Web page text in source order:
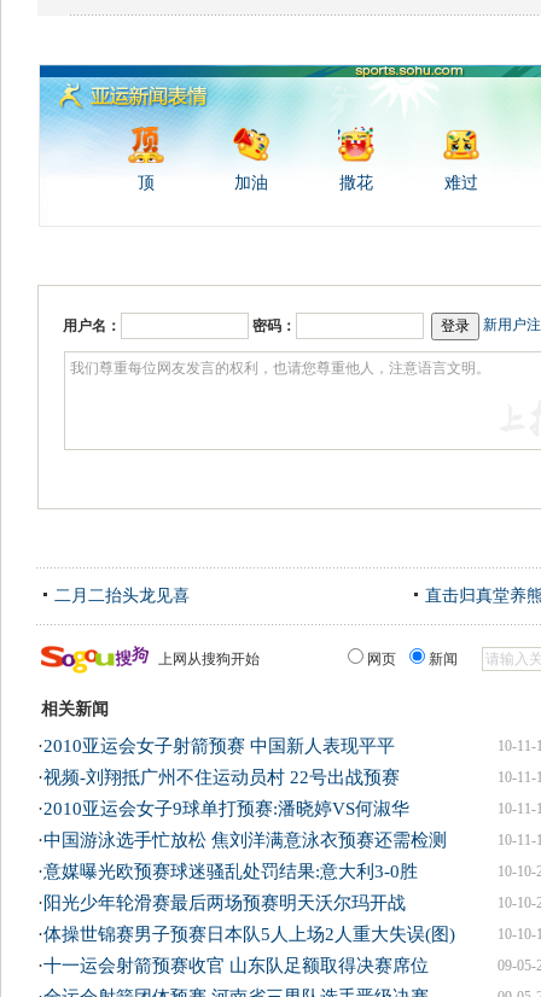
顶 加油 撒花 难过
用户名： 密码： 新用户
二月二抬头龙见喜 直击归真堂养
上网从搜狗开始 网页 新闻
相关新闻
10-11-
·2010亚运会女子射箭预赛 中国新人表现平平
10-11-
·视频-刘翔抵广州不住运动员村 22号出战预赛
10-11-
·2010亚运会女子9球单打预赛:潘晓婷VS何淑华
10-11-
·中国游泳选手忙放松 焦刘洋满意泳衣预赛还需检测
10-10-
·意媒曝光欧预赛球迷骚乱处罚结果:意大利3-0胜
10-10-
·阳光少年轮滑赛最后两场预赛明天沃尔玛开战
10-10-
·体操世锦赛男子预赛日本队5人上场2人重大失误(图)
09-05-
·十一运会射箭预赛收官 山东队足额取得决赛席位